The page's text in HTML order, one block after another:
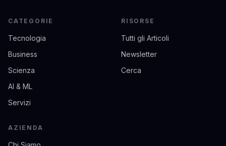
CATEGORIE
Tecnologia
Business
Scienza
AI & ML
Servizi
RISORSE
Tutti gli Articoli
Newsletter
Cerca
AZIENDA